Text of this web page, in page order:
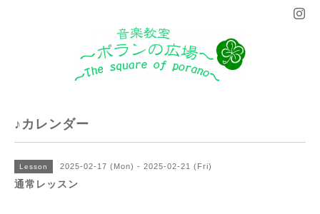
♪カレンダー
Lesson 2025-02-17 (Mon) - 2025-02-21 (Fri)
通常レッスン